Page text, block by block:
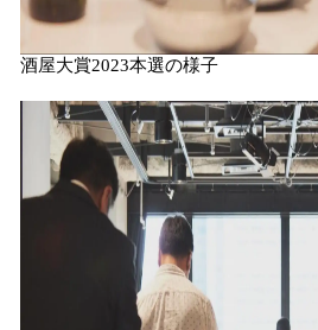
酒屋大賞2023本選の様子